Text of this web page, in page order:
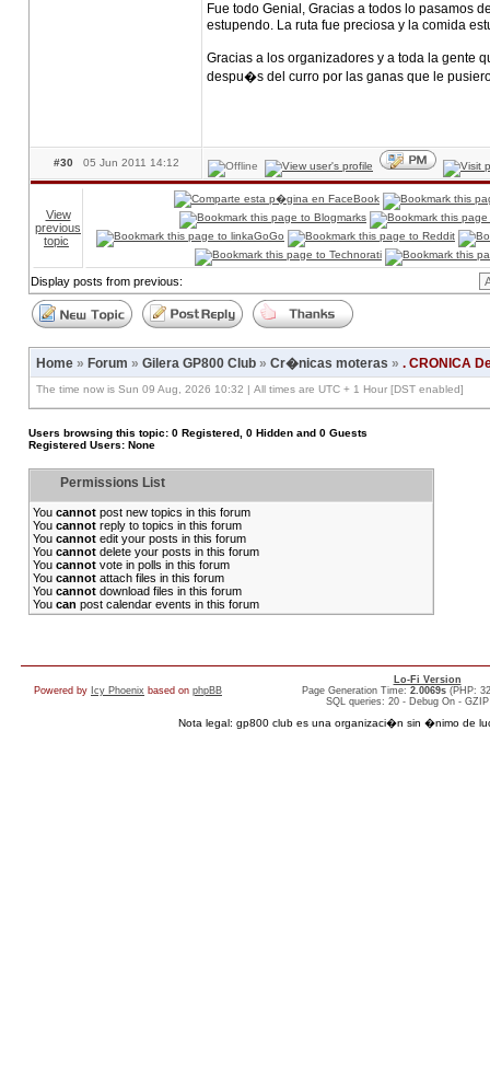
Fue todo Genial, Gracias a todos lo pasamos
estupendo. La ruta fue preciosa y la comida
Gracias a los organizadores y a toda la gente
despu�s del curro por las ganas que le
#30 05 Jun 2011 14:12
View
previous
topic
Display posts from previous:
Home » Forum » Gilera GP800 Club » Cr�nicas moteras » . CRONICA
The time now is Sun 09 Aug, 2026 10:32 | All times are UTC + 1 Hour [DST enabled]
Users browsing this topic: 0 Registered, 0 Hidden and 0 Guests
Registered Users: None
Permissions List
You cannot post new topics in this forum
You cannot reply to topics in this forum
You cannot edit your posts in this forum
You cannot delete your posts in this forum
You cannot vote in polls in this forum
You cannot attach files in this forum
You cannot download files in this forum
You can post calendar events in this forum
Powered by Icy Phoenix based on phpBB
Lo-Fi Version
Page Generation Time: 2.0069s (PHP:
SQL queries: 20 - Debug On -
Nota legal: gp800 club es una organizaci�n sin �nimo de